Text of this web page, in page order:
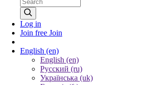
Log in
Join free Join
English (en)
English (en)
Русский (ru)
Українська (uk)